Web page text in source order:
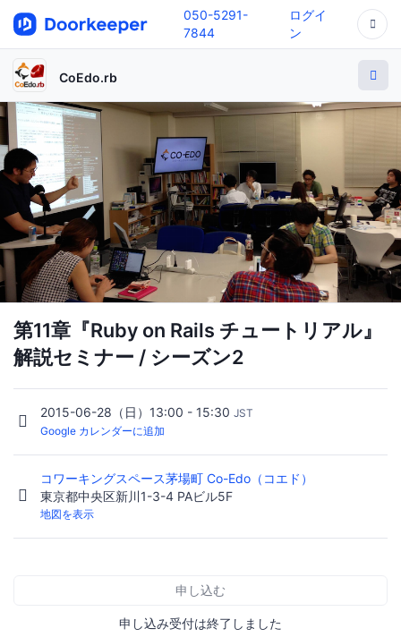
050-5291-
7844
ログイ
ン
CoEdo.rb
第11章『Ruby on Rails チュートリアル』
解説セミナー / シーズン2
2015-06-28（日）13:00 - 15:30 JST
Google カレンダーに追加
コワーキングスペース茅場町 Co-Edo（コエド）
東京都中央区新川1-3-4 PAビル5F
地図を表示
申し込む
申し込み受付は終了しました